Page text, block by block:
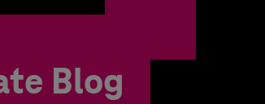
Blog